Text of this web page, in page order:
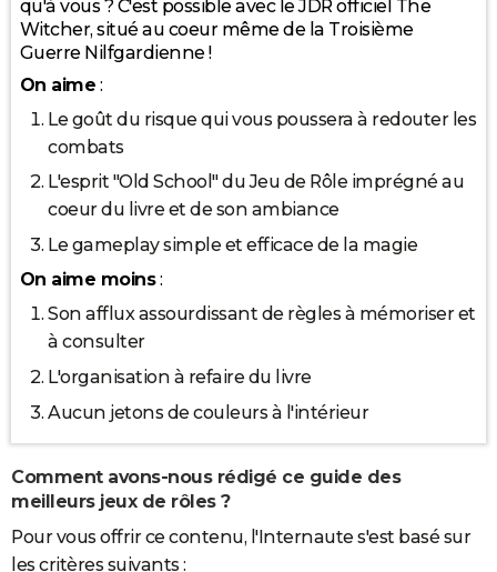
qu'à vous ? C'est possible avec le JDR officiel The
Witcher, situé au coeur même de la Troisième
Guerre Nilfgardienne !
On aime :
Le goût du risque qui vous poussera à redouter les
combats
L'esprit "Old School" du Jeu de Rôle imprégné au
coeur du livre et de son ambiance
Le gameplay simple et efficace de la magie
On aime moins:
Son afflux assourdissant de règles à mémoriser et
à consulter
L'organisation à refaire du livre
Aucun jetons de couleurs à l'intérieur
Comment avons-nous rédigé ce guide des
meilleurs jeux de rôles ?
Pour vous offrir ce contenu, l'Internaute s'est basé sur
les critères suivants :